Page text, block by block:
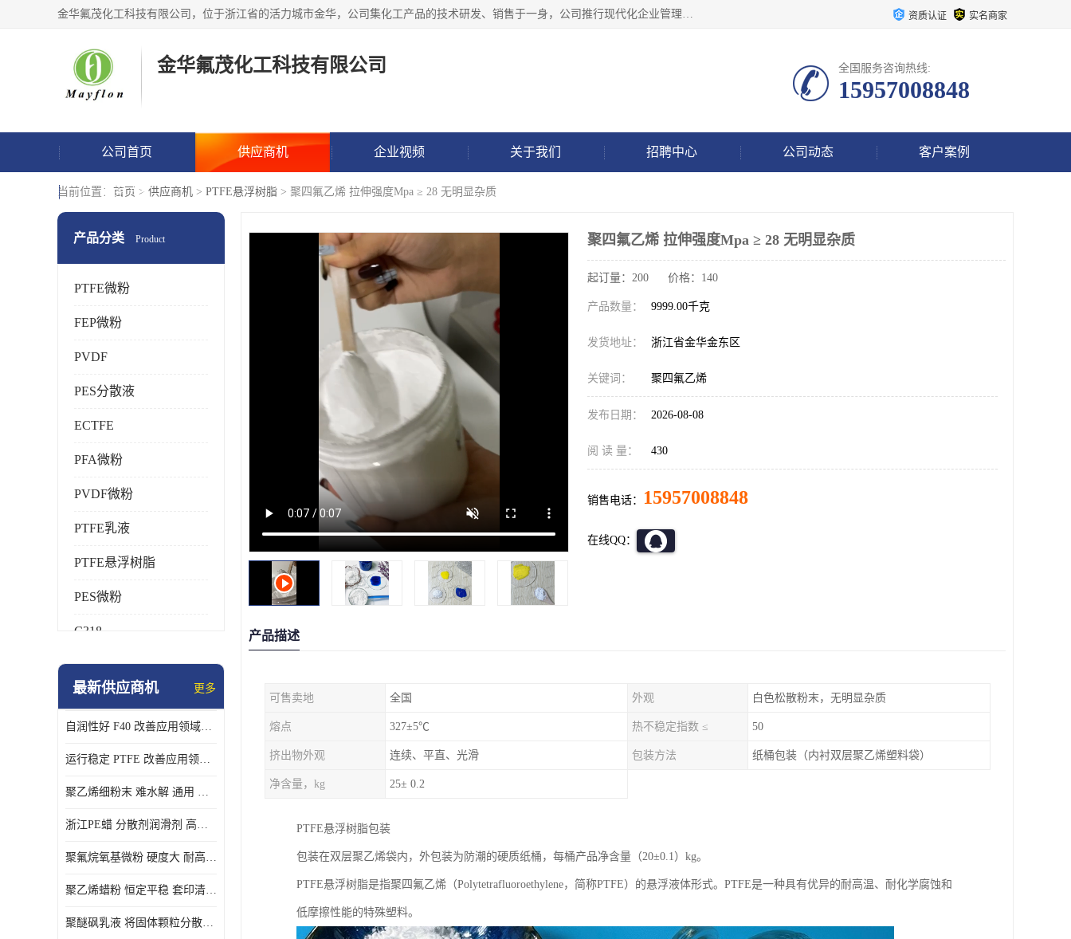
金华氟茂化工科技有限公司，位于浙江省的活力城市金华，公司集化工产品的技术研发、销售于一身，公司推行现代化企业管理理念，公司成立以来吸引了一批技术、业务、能力良好的科技人才，为多种产品的推广流通搭建良好的服务平台。我公司主要经营产品包括：PTFE微粉、FEP微粉、ECTFE、PES微粉等，这些产品由于具有、耐腐蚀、耐高温等性能而广泛应用于许多领域。 资质认证 实名商家
金华氟茂化工科技有限公司 全国服务咨询热线:
15957008848
公司首页 供应商机 企业视频 关于我们 招聘中心 公司动态 客户案例
联系方式
当前位置： 首页 > 供应商机 > PTFE悬浮树脂 > 聚四氟乙烯 拉伸强度Mpa ≥ 28 无明显杂质
产品分类 Product
PTFE微粉
FEP微粉
PVDF
PES分散液
ECTFE
PFA微粉
PVDF微粉
PTFE乳液
PTFE悬浮树脂
PES微粉
C318
HFP
PE蜡粉
PE改性蜡粉
最新供应商机 更多
自润性好 F40 改善应用领域的耐热性 滑润性
运行稳定 PTFE 改善应用领域的耐热性 滑润性
聚乙烯细粉末 难水解 通用 氟茂
浙江PE蜡 分散剂润滑剂 高低熔点
聚氟烷氧基微粉 硬度大 耐高温性能好 良好的不粘性 功能性涂料
聚乙烯蜡粉 恒定平稳 套印清漆 无毒
聚醚砜乳液 将固体颗粒分散均匀 高分子聚合物 新的纳米涂层材料
聚四氟乙烯 拉伸强度Mpa ≥ 28 无明显杂质
起订量：200 价格：140
产品数量： 9999.00千克
发货地址： 浙江省金华金东区
关键词： 聚四氟乙烯
发布日期： 2026-08-08
阅 读 量： 430
销售电话： 15957008848
在线QQ：
产品描述
可售卖地 全国 外观 白色松散粉末，无明显杂质
熔点 327±5℃ 热不稳定指数 ≤ 50
挤出物外观 连续、平直、光滑 包装方法 纸桶包装（内衬双层聚乙烯塑料袋）
净含量，kg 25± 0.2
PTFE悬浮树脂包装
包装在双层聚乙烯袋内，外包装为防潮的硬质纸桶，每桶产品净含量（20±0.1）kg。
PTFE悬浮树脂是指聚四氟乙烯（Polytetrafluoroethylene，简称PTFE）的悬浮液体形式。PTFE是一种具有优异的耐高温、耐化学腐蚀和
低摩擦性能的特殊塑料。